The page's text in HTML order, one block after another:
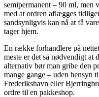
semipermanent – 90 ml, men
med at ordren aflægges
sandsynligvis kan nå at få
tager hjem.
En række forhandlere på
meste er det så nødvendigt at
alternativ bør man gribe den
mange gange – uden hensyn
Frederikshavn eller
ordre til en pakkeshop.